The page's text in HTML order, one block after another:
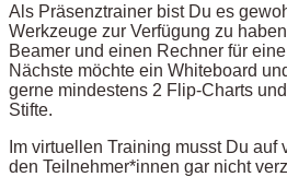
Als Präsenztrainer bist Du es
Werkzeuge zur Verfügung zu
Beamer und einen Rechner für
Nächste möchte ein Whiteboard
gerne mindestens 2 Flip-Charts
Stifte.
Im virtuellen Training musst Du
den Teilnehmer*innen gar nicht